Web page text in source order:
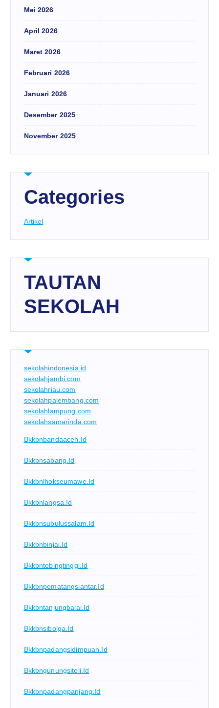
Mei 2026
April 2026
Maret 2026
Februari 2026
Januari 2026
Desember 2025
November 2025
Categories
Artikel
TAUTAN
SEKOLAH
sekolahindonesia.id
sekolahjambi.com
sekolahriau.com
sekolahpalembang.com
sekolahlampung.com
sekolahsamarinda.com
Bkkbnbandaaceh.id
Bkkbnsabang.id
Bkkbnlhokseumawe.id
Bkkbnlangsa.id
Bkkbnsubulussalam.id
Bkkbnbinjai.id
Bkkbntebingtinggi.id
Bkkbnpematangsiantar.id
Bkkbntanjungbalai.id
Bkkbnsibolga.id
Bkkbnpadangsidimpuan.id
Bkkbngunungsitoli.id
Bkkbnpadangpanjang.id